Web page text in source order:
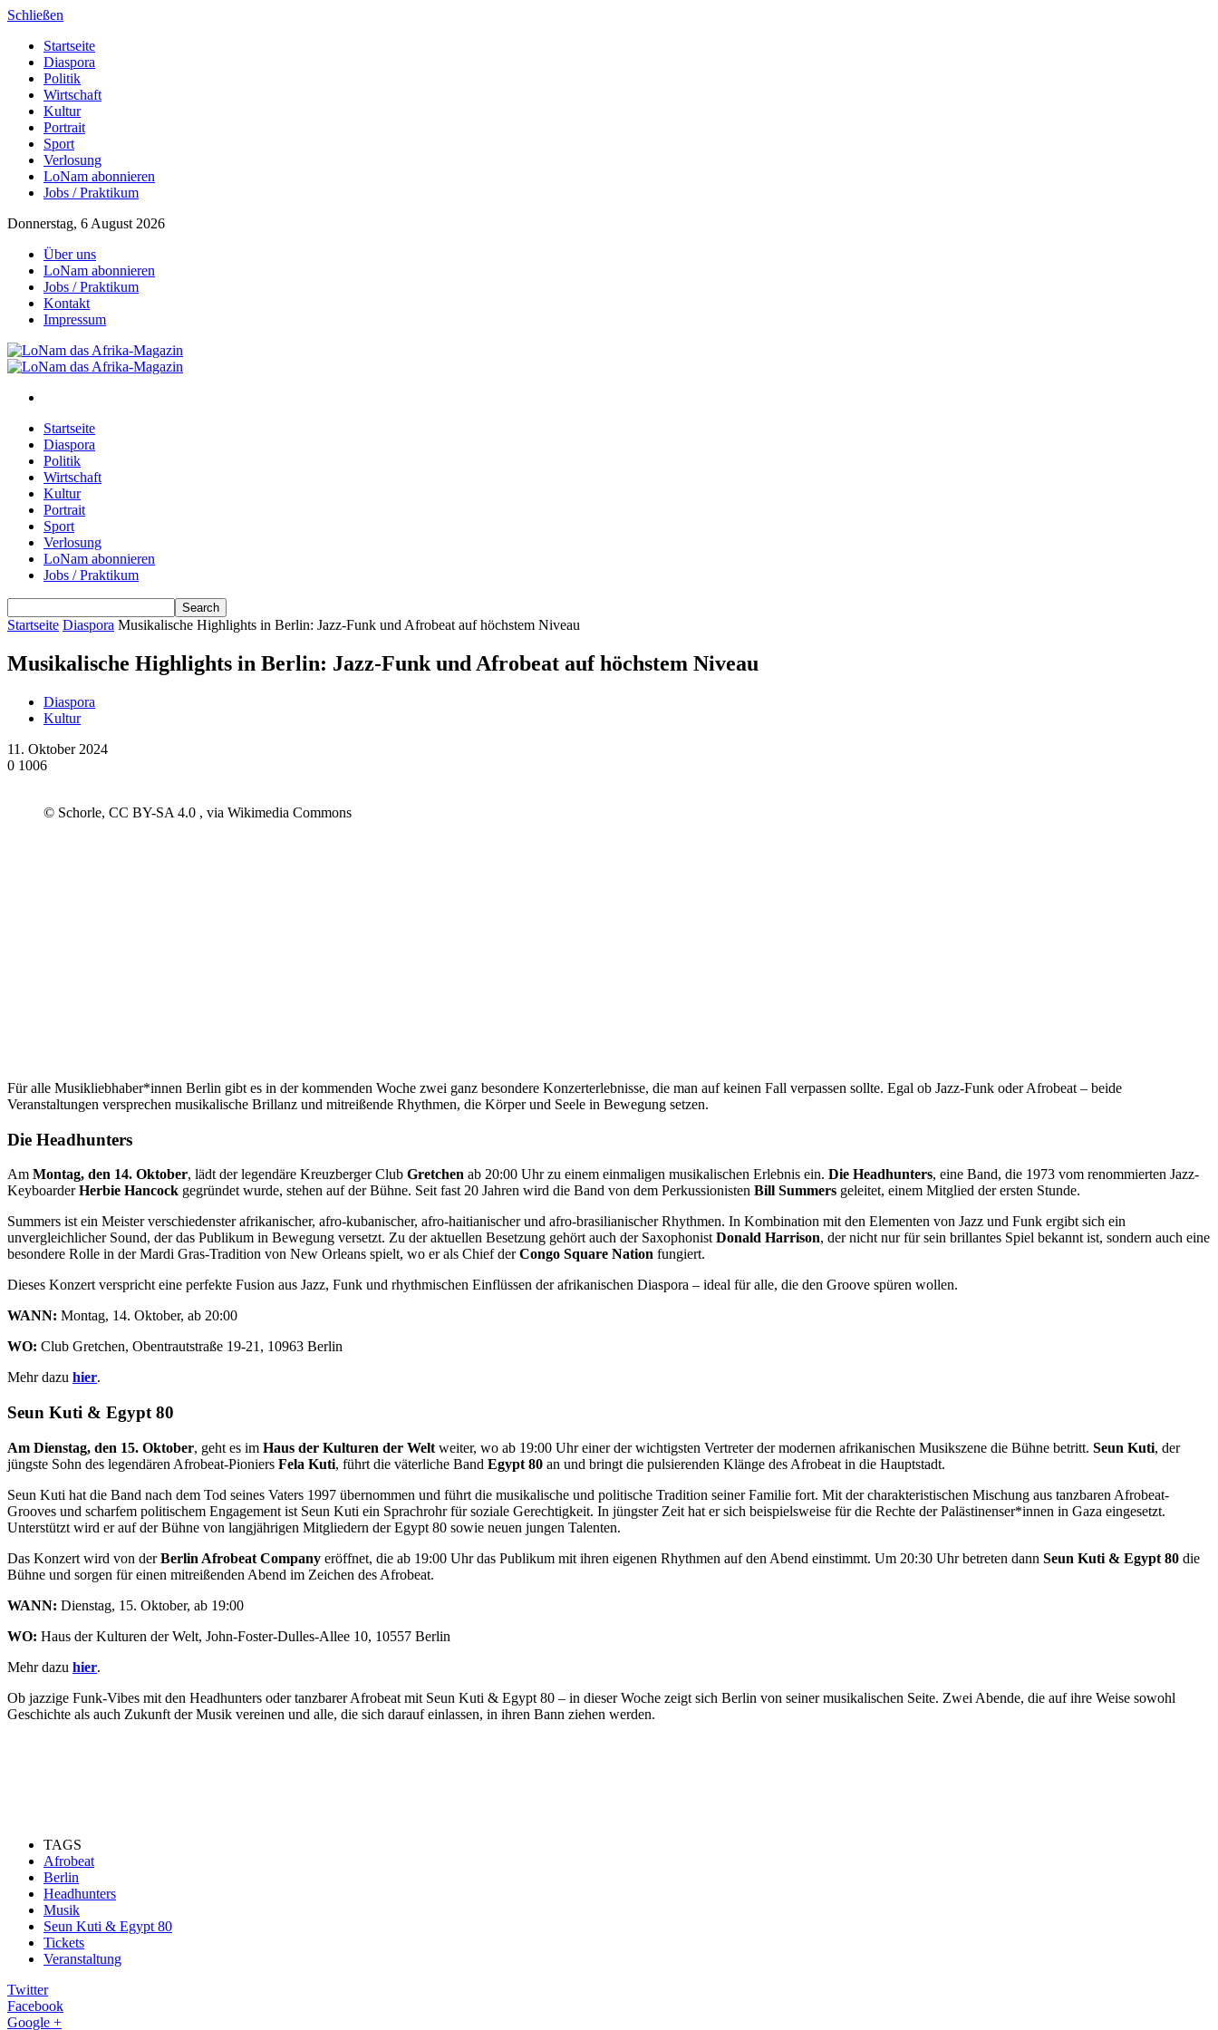
Schließen
Startseite
Diaspora
Politik
Wirtschaft
Kultur
Portrait
Sport
Verlosung
LoNam abonnieren
Jobs / Praktikum
Donnerstag, 6 August 2026
Über uns
LoNam abonnieren
Jobs / Praktikum
Kontakt
Impressum
Startseite
Diaspora
Politik
Wirtschaft
Kultur
Portrait
Sport
Verlosung
LoNam abonnieren
Jobs / Praktikum
Startseite Diaspora Musikalische Highlights in Berlin: Jazz-Funk und Afrobeat auf höchstem Niveau
Musikalische Highlights in Berlin: Jazz-Funk und Afrobeat auf höchstem Niveau
Diaspora
Kultur
11. Oktober 2024
0 1006
© Schorle, CC BY-SA 4.0 , via Wikimedia Commons
Für alle Musikliebhaber*innen Berlin gibt es in der kommenden Woche zwei ganz besondere Konzerterlebnisse, die man auf keinen Fall verpassen sollte. Egal ob Jazz-Funk oder Afrobeat – beide
Veranstaltungen versprechen musikalische Brillanz und mitreißende Rhythmen, die Körper und Seele in Bewegung setzen.
Die Headhunters
Am Montag, den 14. Oktober, lädt der legendäre Kreuzberger Club Gretchen ab 20:00 Uhr zu einem einmaligen musikalischen Erlebnis ein. Die Headhunters, eine Band, die 1973 vom renommierten Jazz-
KeyboarderHerbie Hancock gegründet wurde, stehen auf der Bühne. Seit fast 20 Jahren wird die Band von dem Perkussionisten Bill Summers geleitet, einem Mitglied der ersten Stunde.
Summers ist ein Meister verschiedenster afrikanischer, afro-kubanischer, afro-haitianischer und afro-brasilianischer Rhythmen. In Kombination mit den Elementen von Jazz und Funk ergibt sich ein
unvergleichlicher Sound, der das Publikum in Bewegung versetzt. Zu der aktuellen Besetzung gehört auch der Saxophonist Donald Harrison, der nicht nur für sein brillantes Spiel bekannt ist, sondern auch eine
besondere Rolle in der Mardi Gras-Tradition von New Orleans spielt, wo er als Chief derCongo Square Nation fungiert.
Dieses Konzert verspricht eine perfekte Fusion aus Jazz, Funk und rhythmischen Einflüssen der afrikanischen Diaspora – ideal für alle, die den Groove spüren wollen.
WANN: Montag, 14. Oktober, ab 20:00
WO: Club Gretchen, Obentrautstraße 19-21, 10963 Berlin
Mehr dazu hier.
Seun Kuti & Egypt 80
Am Dienstag, den 15. Oktober, geht es im Haus der Kulturen der Welt weiter, wo ab 19:00 Uhr einer der wichtigsten Vertreter der modernen afrikanischen Musikszene die Bühne betritt. Seun Kuti, der
jüngste Sohn des legendären Afrobeat-Pioniers Fela Kuti, führt die väterliche Band Egypt 80 an und bringt die pulsierenden Klänge des Afrobeat in die Hauptstadt.
Seun Kuti hat die Band nach dem Tod seines Vaters 1997 übernommen und führt die musikalische und politische Tradition seiner Familie fort. Mit der charakteristischen Mischung aus tanzbaren Afrobeat-
Grooves und scharfem politischem Engagement ist Seun Kuti ein Sprachrohr für soziale Gerechtigkeit. In jüngster Zeit hat er sich beispielsweise für die Rechte der Palästinenser*innen in Gaza eingesetzt.
Unterstützt wird er auf der Bühne von langjährigen Mitgliedern der Egypt 80 sowie neuen jungen Talenten.
Das Konzert wird von derBerlin Afrobeat Company eröffnet, die ab 19:00 Uhr das Publikum mit ihren eigenen Rhythmen auf den Abend einstimmt. Um 20:30 Uhr betreten dann Seun Kuti & Egypt 80 die
Bühne und sorgen für einen mitreißenden Abend im Zeichen des Afrobeat.
WANN: Dienstag, 15. Oktober, ab 19:00
WO: Haus der Kulturen der Welt, John-Foster-Dulles-Allee 10, 10557 Berlin
Mehr dazu hier.
Ob jazzige Funk-Vibes mit den Headhunters oder tanzbarer Afrobeat mit Seun Kuti & Egypt 80 – in dieser Woche zeigt sich Berlin von seiner musikalischen Seite. Zwei Abende, die auf ihre Weise sowohl
Geschichte als auch Zukunft der Musik vereinen und alle, die sich darauf einlassen, in ihren Bann ziehen werden.
TAGS
Afrobeat
Berlin
Headhunters
Musik
Seun Kuti & Egypt 80
Tickets
Veranstaltung
Twitter
Facebook
Google +